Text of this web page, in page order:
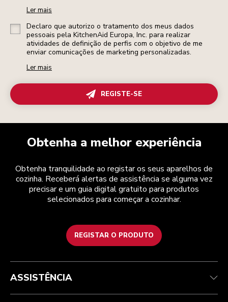
Ler mais
Declaro que autorizo o tratamento dos meus dados
pessoais pela KitchenAid Europa, Inc. para realizar
atividades de definição de perfis com o objetivo de me
enviar comunicações de marketing personalizadas.
Ler mais
REGISTE-SE
Obtenha a melhor experiência
Obtenha tranquilidade ao registar os seus aparelhos de
cozinha. Receberá alertas de assistência se alguma vez
precisar e um guia digital gratuito para produtos
selecionados para começar a cozinhar.
REGISTAR O PRODUTO
Health Check
Atendimento ao cliente
Acompanhar a sua encomenda
Garantia e documentos
Perguntas frequentes
Termos e condições
Envio e entrega
Devoluções e reembolsos
Marca
ODR
A marca
A nossa história
ASSISTÊNCIA